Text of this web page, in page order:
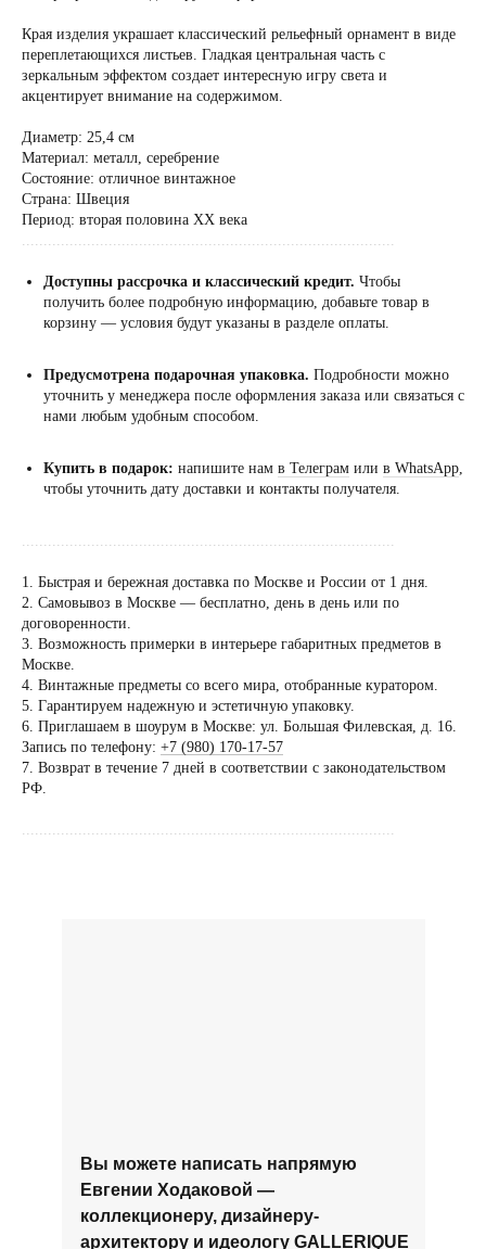
Края изделия украшает классический рельефный орнамент в виде
переплетающихся листьев. Гладкая центральная часть с
зеркальным эффектом создает интересную игру света и
акцентирует внимание на содержимом.
Диаметр: 25,4 см
Материал: металл, серебрение
Состояние: отличное винтажное
Страна: Швеция
Период: вторая половина XX века
......................................................................................
Доступны рассрочка и классический кредит. Чтобы
получить более подробную информацию, добавьте товар в
корзину — условия будут указаны в разделе оплаты.
Предусмотрена подарочная упаковка. Подробности можно
уточнить у менеджера после оформления заказа или связаться с
нами любым удобным способом.
Купить в подарок: напишите нам в Телеграм или в WhatsApp,
чтобы уточнить дату доставки и контакты получателя.
......................................................................................
1. Быстрая и бережная доставка по Москве и России от 1 дня.
2. Самовывоз в Москве — бесплатно, день в день или по
договоренности.
3. Возможность примерки в интерьере габаритных предметов в
Москве.
4. Винтажные предметы со всего мира, отобранные куратором.
5. Гарантируем надежную и эстетичную упаковку.
6. Приглашаем в шоурум в Москве: ул. Большая Филевская, д. 16.
Запись по телефону: +7 (980) 170-17-57
7. Возврат в течение 7 дней в соответствии с законодательством
РФ.
......................................................................................
Вы можете написать напрямую
Евгении Ходаковой —
коллекционеру, дизайнеру-
архитектору и идеологу GALLERIQUE
Вы можете
коллекционеру,
по предварительной